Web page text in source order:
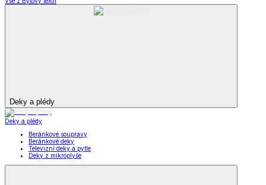
Deky a plédy
Deky a plédy
Beránkové soupravy
Beránkové deky
Televizní deky a pytle
Deky z mikroplyše